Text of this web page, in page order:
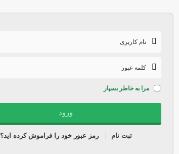
مرا به خاطر بسپار
ثبت نام رمز عبور خود را فراموش کرده اید؟